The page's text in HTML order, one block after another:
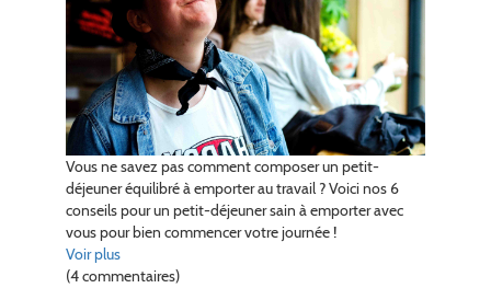
Vous ne savez pas comment composer un petit-
déjeuner équilibré à emporter au travail ? Voici nos 6
conseils pour un petit-déjeuner sain à emporter avec
vous pour bien commencer votre journée !
Voir plus
(4 commentaires)